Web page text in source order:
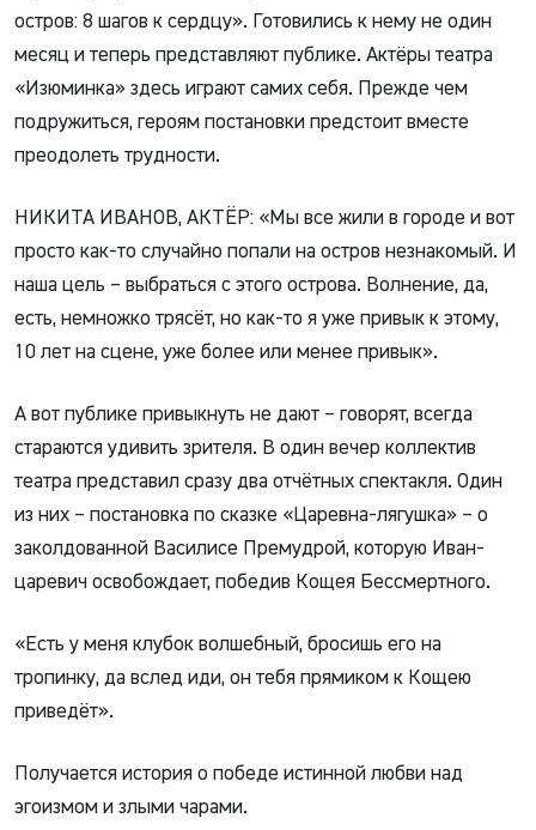
остров: 8 шагов к сердцу». Готовились к нему не один
месяц и теперь представляют публике. Актёры театра
«Изюминка» здесь играют самих себя. Прежде чем
подружиться, героям постановки предстоит вместе
преодолеть трудности.
НИКИТА ИВАНОВ, АКТЁР: «Мы все жили в городе и вот
просто как-то случайно попали на остров незнакомый. И
наша цель – выбраться с этого острова. Волнение, да,
есть, немножко трясёт, но как-то я уже привык к этому,
10 лет на сцене, уже более или менее привык».
А вот публике привыкнуть не дают – говорят, всегда
стараются удивить зрителя. В один вечер коллектив
театра представил сразу два отчётных спектакля. Один
из них – постановка по сказке «Царевна-лягушка» – о
заколдованной Василисе Премудрой, которую Иван-
царевич освобождает, победив Кощея Бессмертного.
«Есть у меня клубок волшебный, бросишь его на
тропинку, да вслед иди, он тебя прямиком к Кощею
приведёт».
Получается история о победе истинной любви над
эгоизмом и злыми чарами.